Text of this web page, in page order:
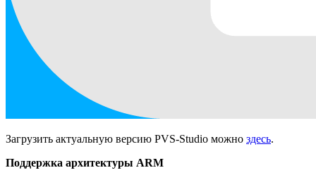
Загрузить актуальную версию PVS-Studio можно здесь.
Поддержка архитектуры ARM